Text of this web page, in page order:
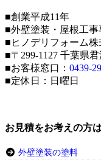
■創業平成11年
■外壁塗装・屋根工事
■ヒノデリフォーム株
■〒299-1127 千葉県
■お客様窓口： 0439-
■定休日：日曜日
お見積をお考えの方
外壁塗装の塗料